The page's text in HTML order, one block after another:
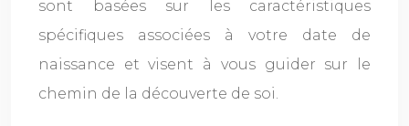
sont basées sur les caractéristiques
spécifiques associées à votre date de
naissance et visent à vous guider sur le
chemin de la découverte de soi.